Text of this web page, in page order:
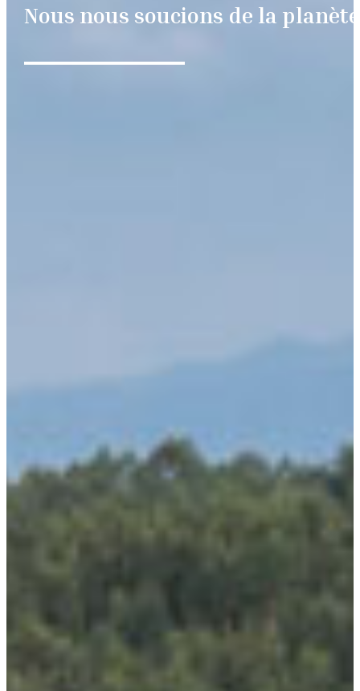
Nous nous soucions de la planète